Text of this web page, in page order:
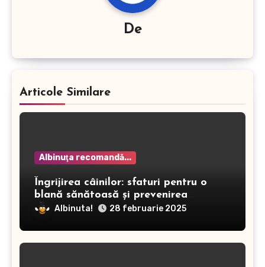
De
Articole Similare
Albinuţa recomandă...
Îngrijirea câinilor: sfaturi pentru o
blană sănătoasă și prevenirea
dermatitei
Albinuta! 28 februarie 2025